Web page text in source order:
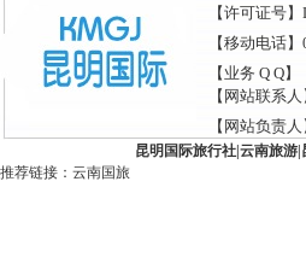
【许可证号
【移动电话】
【业务 Q Q】
【网站联系
【网站负责
昆明国际旅行社| 云南旅游|
推荐链接： 云南国旅